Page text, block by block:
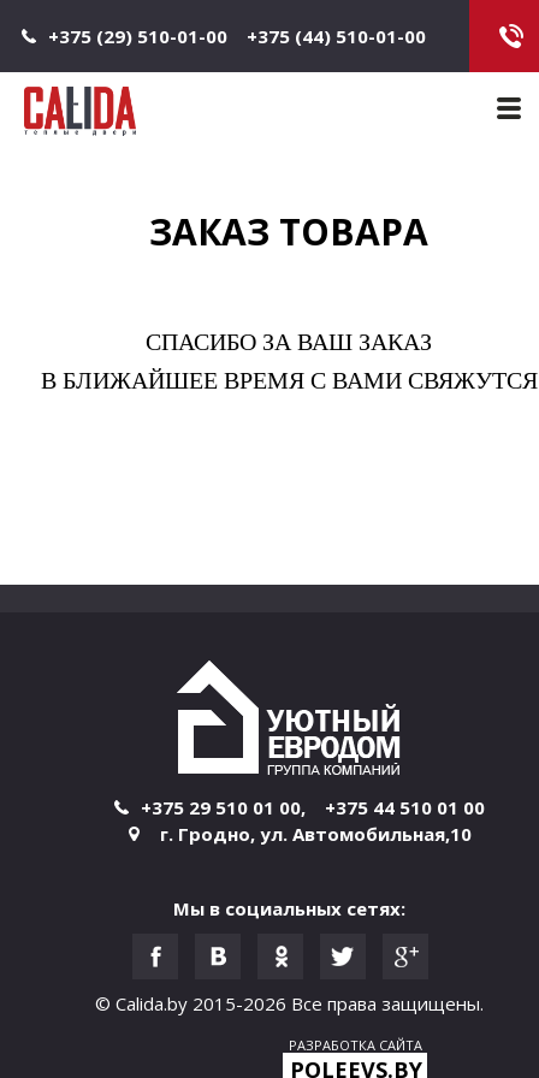
+375 (29) 510-01-00
+375 (44) 510-01-00
ЗАКАЗ ТОВАРА
СПАСИБО ЗА ВАШ ЗАКАЗ
В БЛИЖАЙШЕЕ ВРЕМЯ С ВАМИ СВЯЖУТСЯ
+375 29 510 01 00, +375 44 510 01 00
г. Гродно, ул. Автомобильная,10
Мы в социальных сетях:
© Calida.by 2015-2026 Все права защищены.
РАЗРАБОТКА САЙТА
POLEEVS.BY